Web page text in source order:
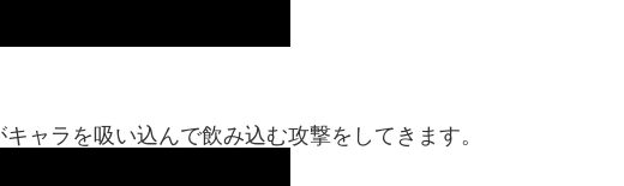
ャラを吸い込んで飲み込む攻撃をしてきます。